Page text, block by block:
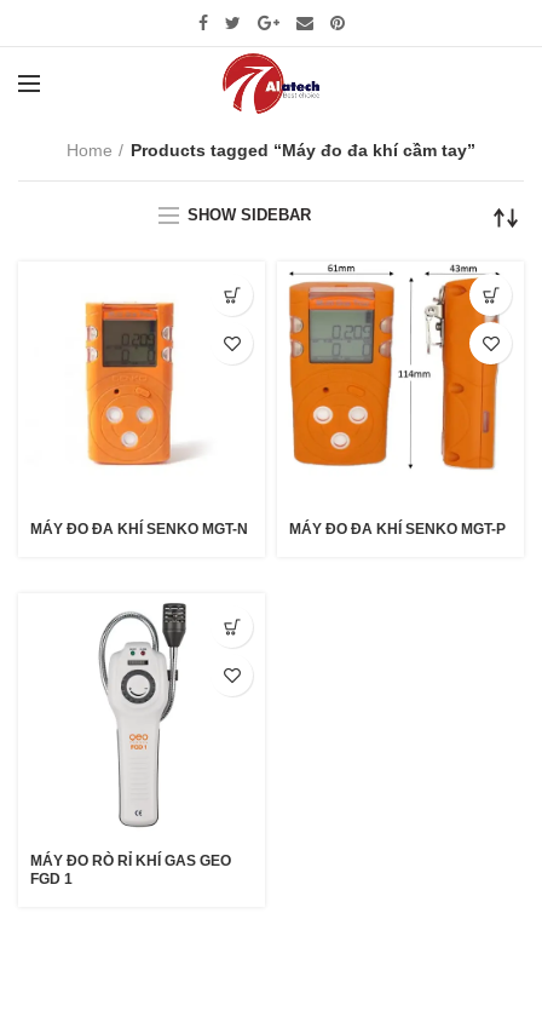
Home Products tagged “Máy đo đa khí cầm tay”
SHOW SIDEBAR
MÁY ĐO ĐA KHÍ SENKO MGT-N MÁY ĐO ĐA KHÍ SENKO MGT-P
MÁY ĐO RÒ RỈ KHÍ GAS GEO
FGD 1